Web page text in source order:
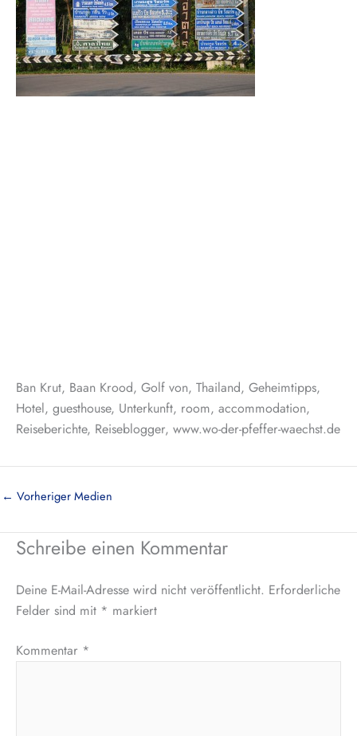
Ban Krut, Baan Krood, Golf von, Thailand, Geheimtipps,
Hotel, guesthouse, Unterkunft, room, accommodation,
Reiseberichte, Reiseblogger, www.wo-der-pfeffer-waechst.de
← Vorheriger Medien
Schreibe einen Kommentar
Deine E-Mail-Adresse wird nicht veröffentlicht. Erforderliche
Felder sind mit * markiert
Kommentar *